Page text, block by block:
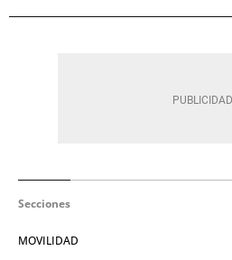
Secciones
MOVILIDAD